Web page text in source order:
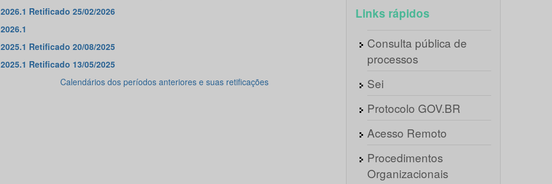
2026.1 Retificado 25/02/2026
2026.1
2025.1 Retificado 20/08/2025
2025.1 Retificado 13/05/2025
Calendários dos períodos anteriores e suas retificações
Links rápidos
Consulta pública de
processos
Sei
Protocolo GOV.BR
Acesso Remoto
Procedimentos
Organizacionais